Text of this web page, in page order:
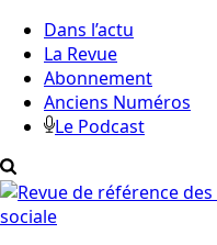
Dans l’actu
La Revue
Abonnement
Anciens Numéros
Le Podcast